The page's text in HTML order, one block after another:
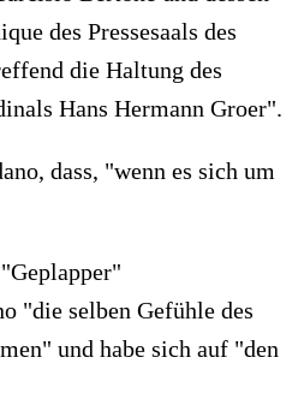
des Pressesaals des
die Haltung des
Hans Hermann Groer".
dass, "wenn es sich um
"die selben Gefühle des
und habe sich auf "den